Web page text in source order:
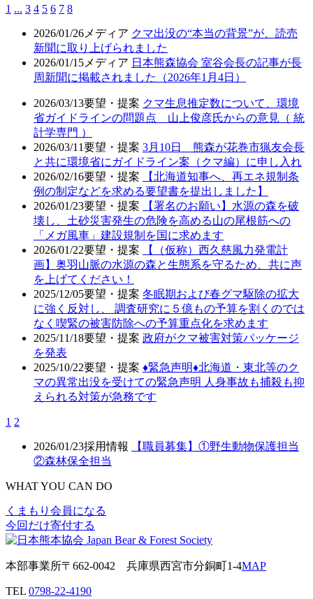
1 ... 3 4 5 6 7 8
2026/01/26 メディア クマ出没の“本当の背景”が、読売
新聞に取り上げられました
2026/01/15 メディア 日本熊森協会 室谷会長の記事が長
周新聞に掲載されました（2026年1月4日）
2026/03/13要望・提案 クマ生息推定数について、環境
省ガイドラインの問題点 山上俊彦氏からの意見（ 統
計学専門 ）
2026/03/11要望・提案 3月10日 熊森が花巻市猟友会長
と共に環境省にガイドライン案（クマ編）に申し入れ
2026/02/16要望・提案
【北海道知事へ、再エネ規制条
例の制定などを求める要望書を提出しました】
2026/01/23要望・提案
【署名のお願い】水源の森を破
壊し、土砂災害発生の危険を高める山の尾根筋への
「メガ風車」建設規制を国に求めます
2026/01/22要望・提案
【（仮称）西久慈風力発電計
画】奥羽山脈の水源の森と生態系を守るため、共に声
を上げてください！
2025/12/05要望・提案 冬眠期および春グマ駆除の拡大
に強く反対し、 調査研究に５億もの予算を割くのでは
なく喫緊の被害防除への予算重点化を求めます
2025/11/18要望・提案 政府がクマ被害対策パッケージ
を発表
2025/10/22要望・提案 ♦️緊急声明♦️北海道・東北等のク
マの異常出没を受けての緊急声明 人身事故も捕殺も抑
えられる対策が急務です
1 2
2026/01/23採用情報
【職員募集】①野生動物保護担当
②森林保全担当
WHAT YOU CAN DO
くまもり会員になる
今回だけ寄付する
本部事業所〒662-0042 兵庫県西宮市分銅町1-4MAP
TEL 0798-22-4190